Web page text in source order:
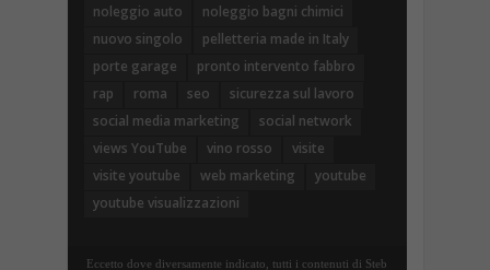
noleggio auto
noleggio bagni chimici
nuovo singolo
pelletteria made in Italy
porte garage
pronto intervento fabbro
rap
roma seo
sicurezza sul lavoro
social media marketing
social network
views YouTube
vino rosso
visite
visite youtube
web marketing
youtube
youtube visualizzazioni
Eccetto dove diversamente indicato, tutti i contenuti di Steb